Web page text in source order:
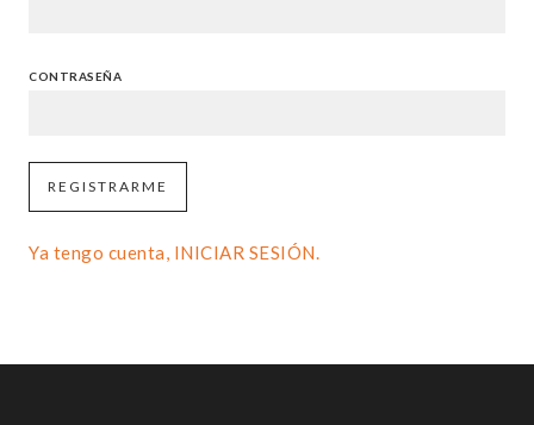
CONTRASEÑA
Ya tengo cuenta, INICIAR SESIÓN.